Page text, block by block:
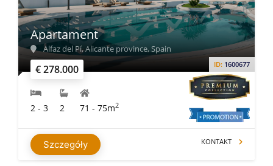
€ 278.000 ID: 1600677
Apartament
Alfaz del Pí, Alicante province, Spain
2 - 3 2 71 - 75m2
Szczegóły KONTAKT